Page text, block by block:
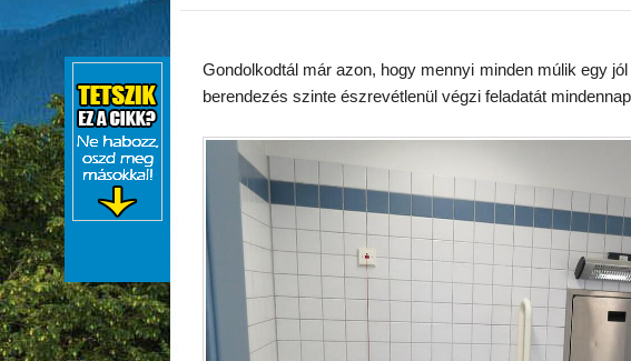
Gondolkodtál már azon, hogy mennyi minden múlik egy
berendezés szinte észrevétlenül végzi feladatát